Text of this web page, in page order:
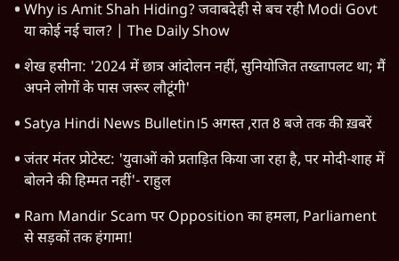
Why is Amit Shah Hiding? जवाबदेही से बच रही Modi Govt
या कोई नई चाल? | The Daily Show
शेख हसीना: '2024 में छात्र आंदोलन नहीं, सुनियोजित तख्तापलट था; मैं
अपने लोगों के पास जरूर लौटूंगी'
Satya Hindi News Bulletin।5 अगस्त ,रात 8 बजे तक की ख़बरें
जंतर मंतर प्रोटेस्ट: 'युवाओं को प्रताड़ित किया जा रहा है, पर मोदी-शाह में
बोलने की हिम्मत नहीं'- राहुल
Ram Mandir Scam पर Opposition का हमला, Parliament
से सड़कों तक हंगामा!